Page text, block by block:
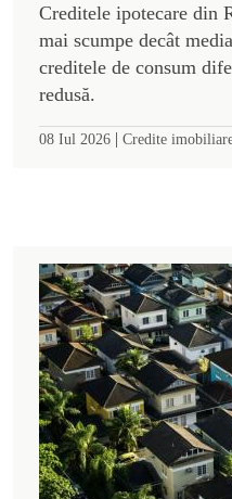
Creditele ipotecare din
mai scumpe decât
creditele de consum
redusă.
08 Iul 2026 | Credite